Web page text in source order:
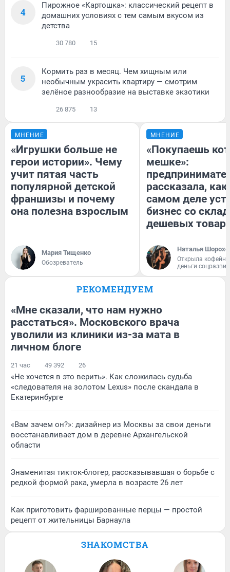
4
Пирожное «Картошка»: классический рецепт в
домашних условиях с тем самым вкусом из
детства
30 780 15
5
Кормить раз в месяц. Чем хищным или
необычным украсить квартиру — смотрим
зелёное разнообразие на выставке экзотики
26 875 13
МНЕНИЕ
«Игрушки больше не
герои истории». Чему
учит пятая часть
популярной детской
франшизы и почему
она полезна взрослым
Мария Тищенко
Обозреватель
МНЕНИЕ
«Покупаешь
мешке»:
рассказала, как
самом деле
бизнес со
дешевых
Наталья
Открыла
деньги
РЕКОМЕНДУЕМ
«Мне сказали, что нам нужно
расстаться». Московского врача
уволили из клиники из-за мата в
личном блоге
21 час 49 392 26
«Не хочется в это верить». Как сложилась судьба
«следователя на золотом Lexus» после скандала в
Екатеринбурге
«Вам зачем он?»: дизайнер из Москвы за свои деньги
восстанавливает дом в деревне Архангельской
области
Знаменитая тикток-блогер, рассказывавшая о борьбе с
редкой формой рака, умерла в возрасте 26 лет
Как приготовить фаршированные перцы — простой
рецепт от жительницы Барнаула
ЗНАКОМСТВА